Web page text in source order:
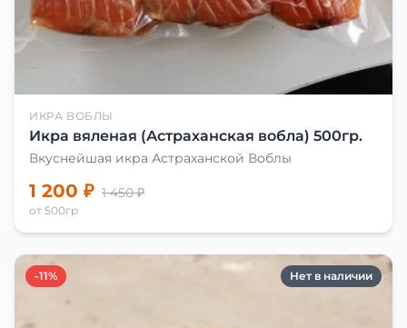
ИКРА ВОБЛЫ
Икра вяленая (Астраханская вобла) 500гр.
Вкуснейшая икра Астраханской Воблы
1 200 ₽ 1 450 ₽
от 500гр
-11% Нет в наличии